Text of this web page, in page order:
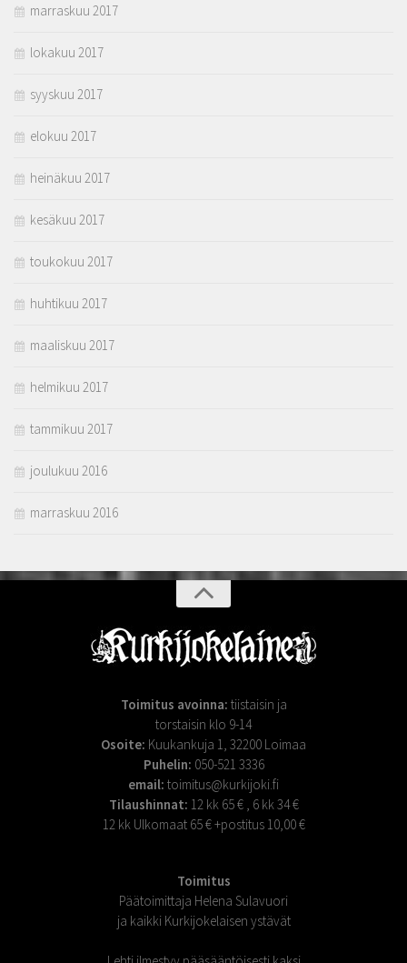
marraskuu 2017
lokakuu 2017
syyskuu 2017
elokuu 2017
heinäkuu 2017
kesäkuu 2017
toukokuu 2017
huhtikuu 2017
maaliskuu 2017
helmikuu 2017
tammikuu 2017
joulukuu 2016
marraskuu 2016
Toimitus avoinna: tiistaisin ja
torstaisin klo 9-14
Osoite: Kuukankuja 1, 32200 Loimaa
Puhelin: 050-521 3336
email: toimitus@kurkijoki.fi
Tilaushinnat: 12 kk 65 € , 6 kk 34 €
12 kk Ulkomaat 65 € +postitus 10,00 €
Toimitus
Päätoimittaja Helena Sulavuori
ja kaikki Kurkijokelaisen ystävät